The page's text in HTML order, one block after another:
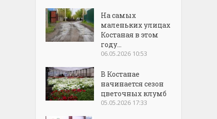
На самых
маленьких улицах
Костаная в этом
году...
06.05.2026 10:53
В Костанае
начинается сезон
цветочных клумб
05.05.2026 17:33